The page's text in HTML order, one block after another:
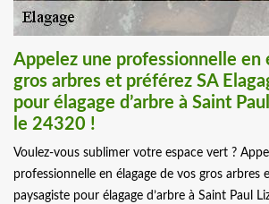
Appelez une professionnelle en
gros arbres et préférez SA
pour élagage d’arbre à Saint
le 24320 !
Voulez-vous sublimer votre espace vert ?
professionnelle en élagage de vos gros arbres
paysagiste pour élagage d’arbre à Saint Paul